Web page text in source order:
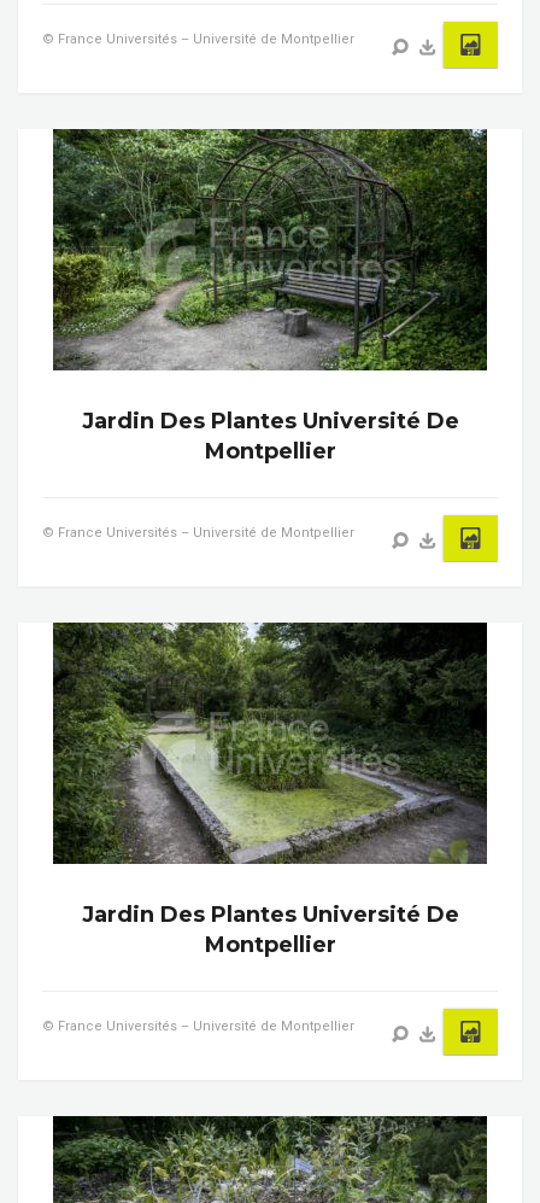
© France Universités – Université de Montpellier
Jardin Des Plantes Université De
Montpellier
© France Universités – Université de Montpellier
Jardin Des Plantes Université De
Montpellier
© France Universités – Université de Montpellier